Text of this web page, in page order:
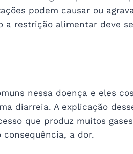
podem causar ou
a restrição alimentar deve
nessa doença e eles
diarreia. A explicação
que produz muitos
a dor.